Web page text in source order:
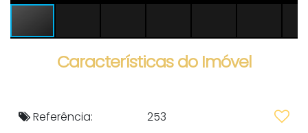
Características do Imóvel
Referência: 253